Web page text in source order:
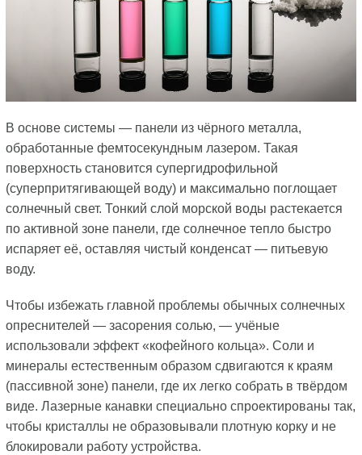
В основе системы — панели из чёрного металла,
обработанные фемтосекундным лазером. Такая
поверхность становится супергидрофильной
(суперпритягивающей воду) и максимально поглощает
солнечный свет. Тонкий слой морской воды растекается
по активной зоне панели, где солнечное тепло быстро
испаряет её, оставляя чистый конденсат — питьевую
воду.
Чтобы избежать главной проблемы обычных солнечных
опреснителей — засорения солью, — учёные
использовали эффект «кофейного кольца». Соли и
минералы естественным образом сдвигаются к краям
(пассивной зоне) панели, где их легко собрать в твёрдом
виде. Лазерные канавки специально спроектированы так,
чтобы кристаллы не образовывали плотную корку и не
блокировали работу устройства.